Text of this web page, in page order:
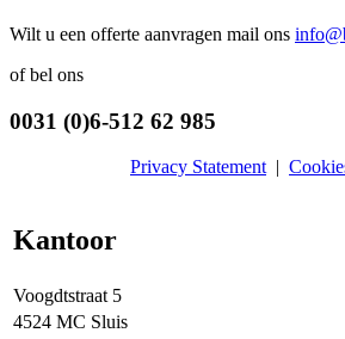
Wilt u een offerte aanvragen mail ons
of bel ons
0031 (0)6-512 62 985
Privacy Statement |
Kantoor
Voogdtstraat 5
4524 MC Sluis